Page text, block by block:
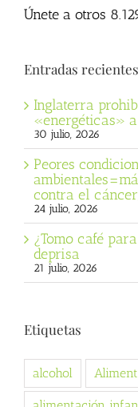
Únete a otros
Entradas recientes
Inglaterra
«energéticas»
30 julio, 2026
Peores
contra el
24 julio, 2026
¿Tomo café
deprisa
21 julio, 2026
Etiquetas
alcohol